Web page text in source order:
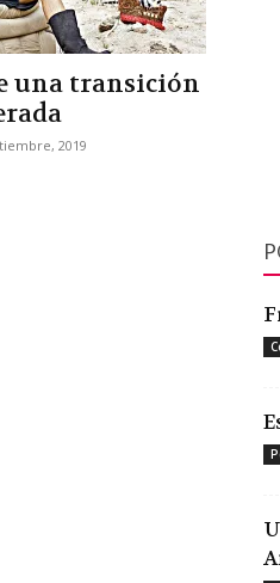
una transición
2019